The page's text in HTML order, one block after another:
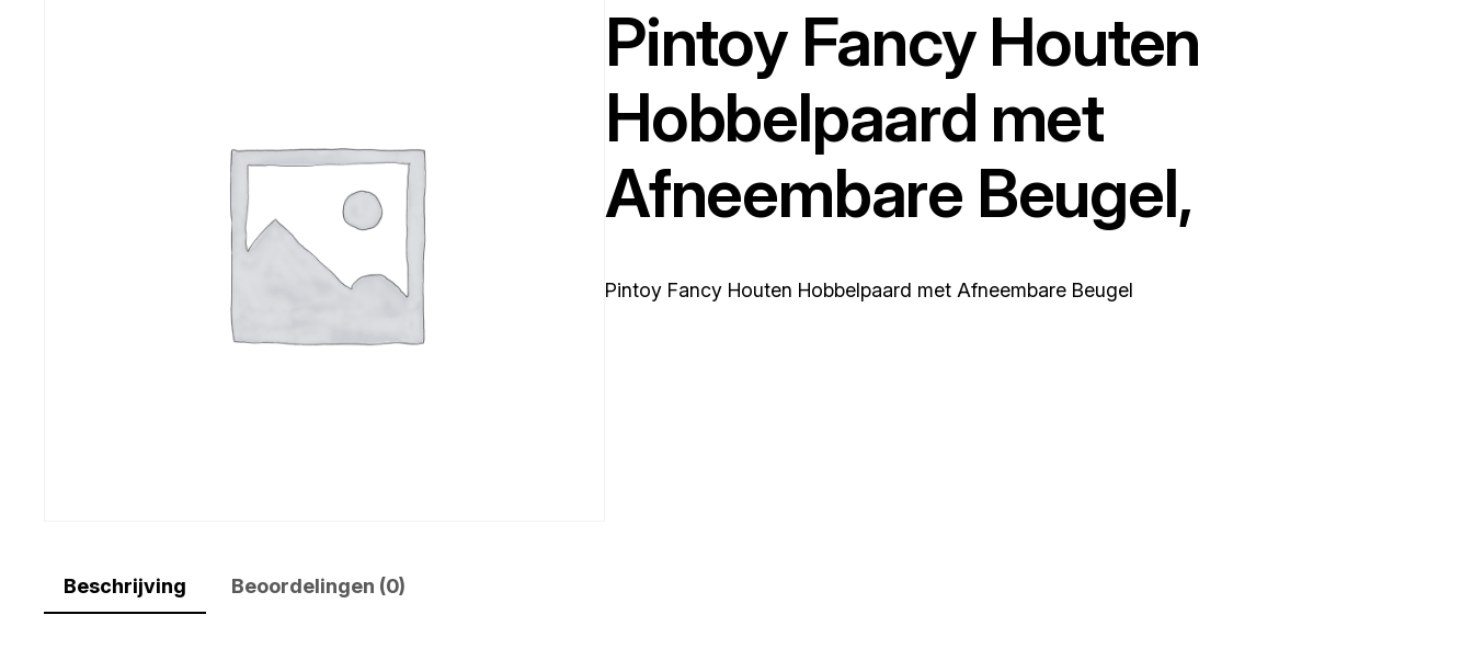
Pintoy Fancy Houten
Hobbelpaard met
Afneembare Beugel,
Pintoy Fancy Houten Hobbelpaard met Afneembare Beugel
Beschrijving Beoordelingen (0)